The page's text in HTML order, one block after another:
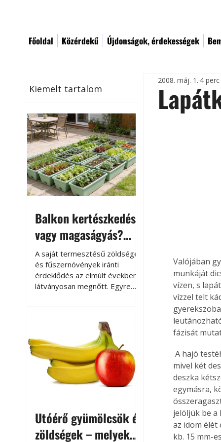
Főoldal Közérdekű Újdonságok, érdekességek
Kiemelt tartalom
Balkon kertészkedés
vagy magaságyás?
Helytakarékos
kertészkedés
A saját termesztésű zöldségek
és fűszernövények iránti
érdeklődés az elmúlt években
látványosan megnőtt. Egyre
kertészkedés sokak számára
kikapcsolódást és feltöltődést
is jelent.
Utóérő gyümölcsök és
zöldségek – melyek
2008. máj. 1. 4
Valójában
munkáját
vízen, s
vízzel telt
fázisát
A hajó testéhez 25 mm vastag deszkára van szükség, mégpedig kb. 300 mm szélesre,
mivel két
deszka
egymásra,
jelöljük be a
az idom élét
kb. 15 mm-